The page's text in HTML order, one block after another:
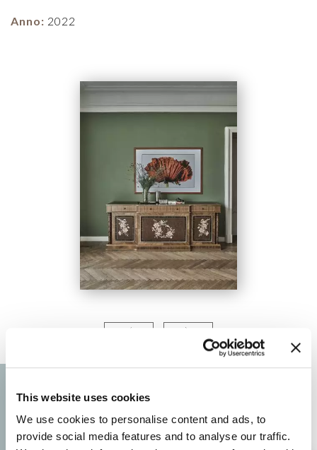
This website uses cookies
We use cookies to personalise content and ads, to
provide social media features and to analyse our traffic.
Anno: 2022